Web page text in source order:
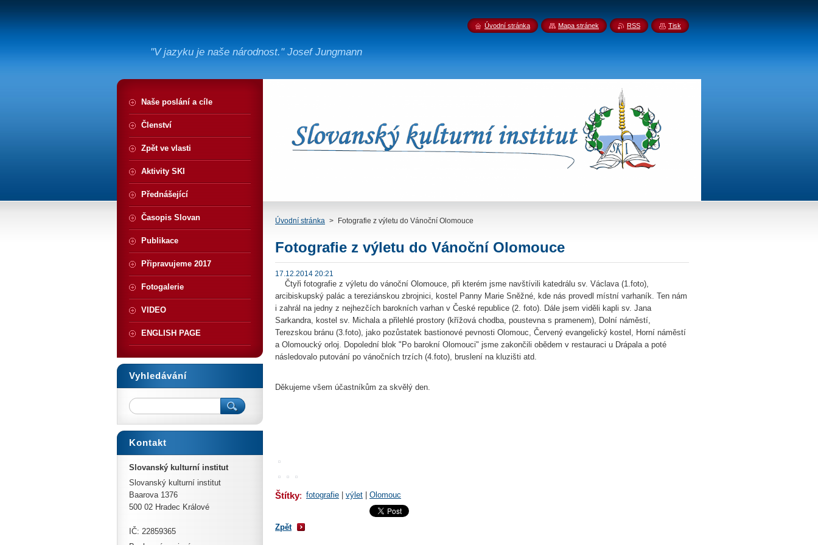
"V jazyku je naše národnost." Josef Jungmann
Úvodní stránka > Fotografie z výletu do Vánoční Olomouce
Fotografie z výletu do Vánoční Olomouce
17.12.2014 20:21
Čtyři fotografie z výletu do vánoční Olomouce, při kterém jsme navštívili katedrálu sv. Václava (1.foto),
arcibiskupský palác a tereziánskou zbrojnici, kostel Panny Marie Sněžné, kde nás provedl místní varhaník. Ten nám
i zahrál na jedny z nejhezčích barokních varhan v České republice (2. foto). Dále jsem viděli kapli sv. Jana
Sarkandra, kostel sv. Michala a přilehlé prostory (křížová chodba, poustevna s pramenem), Dolní náměstí,
Terezskou bránu (3.foto), jako pozůstatek bastionové pevnosti Olomouc, Červený evangelický kostel, Horní náměstí
a Olomoucký orloj. Dopolední blok "Po barokní Olomouci" jsme zakončili obědem v restauraci u Drápala a poté
následovalo putování po vánočních trzích (4.foto), bruslení na kluzišti atd.
Děkujeme všem účastníkům za skvělý den.
Štítky: fotografie výlet Olomouc
Zpět
Naše poslání a cíle
Členství
Zpět ve vlasti
Aktivity SKI
Přednášející
Časopis Slovan
Publikace
Připravujeme 2017
Fotogalerie
VIDEO
ENGLISH PAGE
Vyhledávání
Kontakt
Slovanský kulturní institut
Slovanský kulturní institut
Baarova 1376
500 02 Hradec Králové
IČ: 22859365
Úvodní stránka Mapa stránek RSS Tisk